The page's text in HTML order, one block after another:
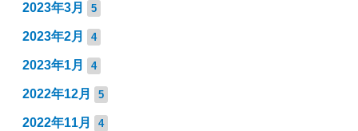
2023年3月 5
2023年2月 4
2023年1月 4
2022年12月 5
2022年11月 4